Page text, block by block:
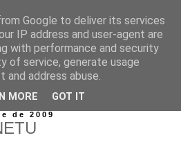
de 2009
Google to deliver its services
IP address and user-agent are
with performance and security
of service, generate usage
address abuse.
MORE GOT IT